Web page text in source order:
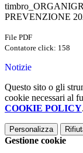
PREVENZIONE
File PDF
Contatore click: 158
Notizie
Questo sito o gli
cookie necessari al
COOKIE POLICY.
Personalizza
Gestione cookie